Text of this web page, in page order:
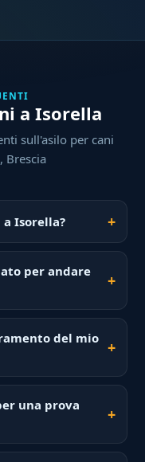
a Isorella
sull'asilo per cani
Brescia
Isorella?
per andare
del mio
una prova